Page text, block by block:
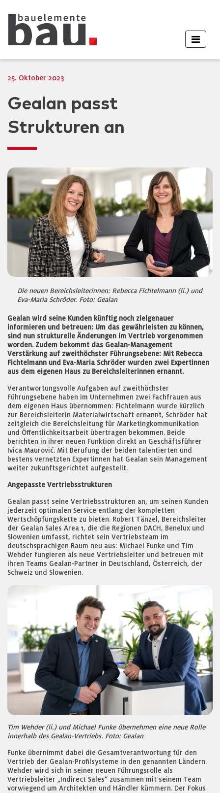
25. Oktober 2023
Gealan passt
Strukturen an
Die neuen Bereichsleiterinnen: Rebecca Fichtelmann (li.) und
Eva-Maria Schröder. Foto: Gealan
Gealan wird seine Kunden künftig noch zielgenauer
informieren und betreuen: Um das gewährleisten zu können,
sind nun strukturelle Änderungen im Vertrieb vorgenommen
worden. Zudem bekommt das Gealan-Management
Verstärkung auf zweithöchster Führungsebene: Mit Rebecca
Fichtelmann und Eva-Maria Schröder wurden zwei Expertinnen
aus dem eigenen Haus zu Bereichsleiterinnen ernannt.
Verantwortungsvolle Aufgaben auf zweithöchster
Führungsebene haben im Unternehmen zwei Fachfrauen aus
dem eigenen Haus übernommen: Fichtelmann wurde kürzlich
zur Bereichsleiterin Materialwirtschaft ernannt, Schröder hat
zeitgleich die Bereichsleitung für Marketingkommunikation
und Öffentlichkeitsarbeit übertragen bekommen. Beide
berichten in ihrer neuen Funktion direkt an Geschäftsführer
Ivica Maurović. Mit Berufung der beiden talentierten und
bestens vernetzten Expertinnen hat Gealan sein Management
weiter zukunftsgerichtet aufgestellt.
Angepasste Vertriebsstrukturen
Gealan passt seine Vertriebsstrukturen an, um seinen Kunden
jederzeit optimalen Service entlang der kompletten
Wertschöpfungskette zu bieten. Robert Tänzel, Bereichsleiter
der Gealan Sales Area 1, die die Regionen DACH, Benelux und
Slowenien umfasst, richtet sein Vertriebsteam im
deutschsprachigen Raum neu aus: Michael Funke und Tim
Wehder fungieren als neue Vertriebsleiter und betreuen mit
ihren Teams Gealan-Partner in Deutschland, Österreich, der
Schweiz und Slowenien.
Tim Wehder (li.) und Michael Funke übernehmen eine neue Rolle
innerhalb des Gealan-Vertriebs. Foto: Gealan
Funke übernimmt dabei die Gesamtverantwortung für den
Vertrieb der Gealan-Profilsysteme in den genannten Ländern.
Wehder wird sich in seiner neuen Führungsrolle als
Vertriebsleiter „Indirect Sales“ zusammen mit seinem Team
vorwiegend um Architekten und Händler kümmern. Der Fokus